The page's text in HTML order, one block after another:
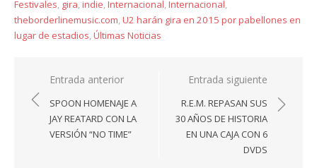
Festivales, gira,indie,Internacional,Internacional,
theborderlinemusic.com,U2 harán gira en 2015 por pabellones en
lugar de estadios,Últimas Noticias
Navegación
de
entradas
Entrada anterior
SPOON HOMENAJE A
JAY REATARD CON LA
VERSIÓN “NO TIME”
Entrada siguiente
R.E.M. REPASAN SUS
30 AÑOS DE HISTORIA
EN UNA CAJA CON 6
DVDS